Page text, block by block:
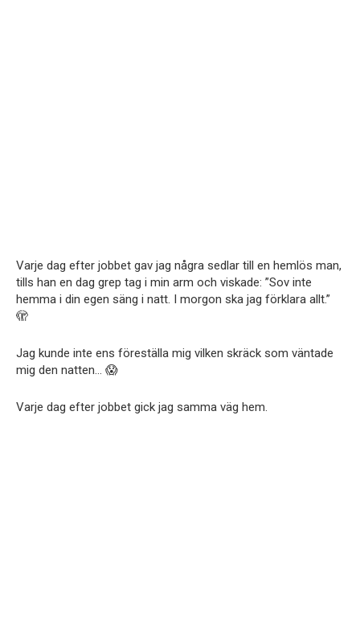
Varje dag efter jobbet gav jag några sedlar till en hemlös man,
tills han en dag grep tag i min arm och viskade: ”Sov inte
hemma i din egen säng i natt. I morgon ska jag förklara allt.”
🫣
Jag kunde inte ens föreställa mig vilken skräck som väntade
mig den natten… 😱
Varje dag efter jobbet gick jag samma väg hem.